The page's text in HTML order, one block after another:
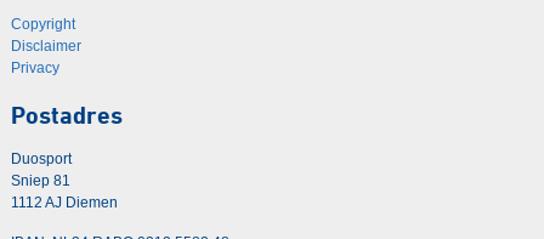
Copyright
Disclaimer
Privacy
Postadres
Duosport
Sniep 81
1112 AJ Diemen